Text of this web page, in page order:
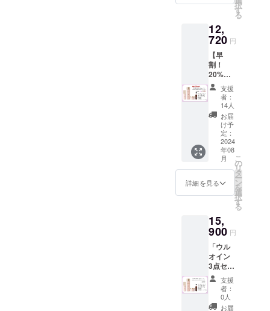
1.5か月
込み、
送料込
み
択
す
る
12,
720 円
【早
割！
20%OF
F】「ウ
ルオイ
ン 3点
セッ
ト」 /
12,720
品内
容〉 ・
「ウル
オイン
セラム
化粧
150mL
約1.5か
月分
（通常
価格：
4,800
円） ・
「ウル
オイン
セラム
支援
者：
14人
お届
け予
定：
2024
年08
月
詳細を見る
こ
の
リ
タ
ー
ン
を
選
択
す
る
15,
900 円
「ウル
オイン
3点セッ
ト」 /
15,900
品内
支援
者：
0人
お届